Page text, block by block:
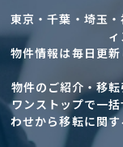
東京・千葉・埼玉
物件情報は毎日更
物件のご紹介・移
ワンストップで一
わせから移転に関